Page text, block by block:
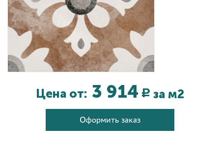
Цена от: 3 914 Р за м2
Оформить заказ